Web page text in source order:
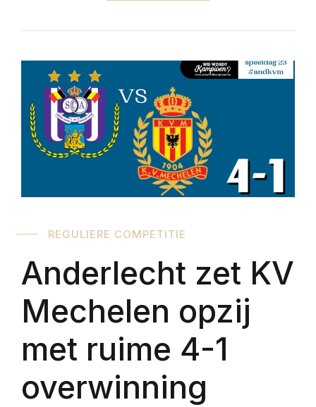
REGULIERE COMPETITIE
Anderlecht zet KV
Mechelen opzij
met ruime 4-1
overwinning